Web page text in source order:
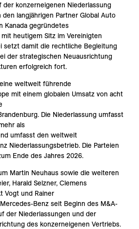
der konzerneigenen Niederlassung
den langjährigen Partner Global Auto
Kanada gegründetes
heutigem Sitz im Vereinigten
setzt damit die rechtliche Begleitung
der strategischen Neuausrichtung
erfolgreich fort.
weltweit führende
mit einem globalen Umsatz von acht
Die Niederlassung umfasst
als
umfasst den weltweit
Niederlassungsbetrieb. Die Parteien
Ende des Jahres 2026.
Martin Neuhaus sowie die weiteren
Harald Selzner, Clemens
Vogt und Rainer
Benz seit Beginn des M&A-
der Niederlassungen und der
des konzerneigenen Vertriebs.